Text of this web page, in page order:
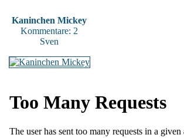
Kaninchen Mickey
Kommentare: 2
Sven